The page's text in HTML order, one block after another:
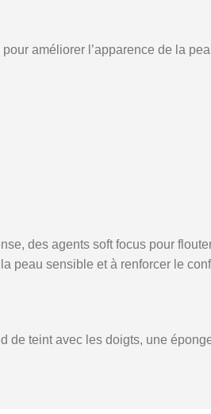
améliorer l’apparence de la
des agents soft focus pour
peau sensible et à renforcer le
teint avec les doigts, une